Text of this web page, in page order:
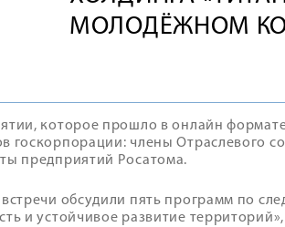
МОЛОДЁЖНОМ
которое прошло в онлайн
госкорпорации: члены Отраслевого
предприятий Росатома.
встречи обсудили пять программ по
и устойчивое развитие